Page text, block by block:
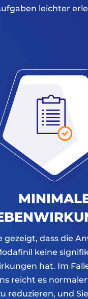
leichter
gezeigt, dass die
keine
hat. Im
reicht es
reduzieren, und